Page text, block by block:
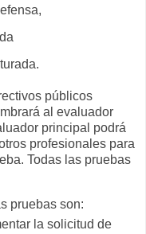
públicos
al evaluador
principal podrá
profesionales para
Todas las pruebas
pruebas son:
la solicitud de